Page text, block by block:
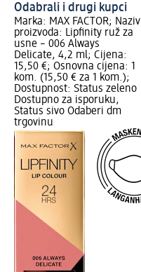
Odabrali i drugi kupci
Marka: MAX FACTOR; Naziv
proizvoda: Lipfinity ruž za
usne – 006 Always
Delicate, 4,2 ml; Cijena:
15,50 €; Osnovna cijena: 1
kom. (15,50 € za 1 kom.);
Dostupnost: Status zeleno
Dostupno za isporuku,
Status sivo Odaberi dm
trgovinu